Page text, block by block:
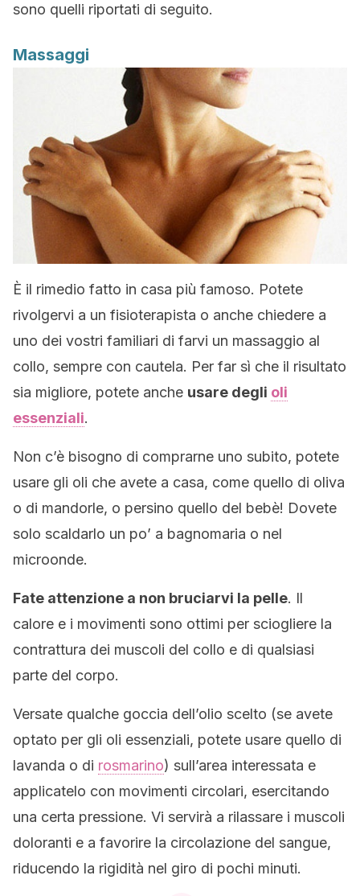
sono quelli riportati di seguito.
Massaggi
È il rimedio fatto in casa più famoso. Potete
rivolgervi a un fisioterapista o anche chiedere a
uno dei vostri familiari di farvi un massaggio al
collo, sempre con cautela. Per far sì che il risultato
sia migliore, potete anche usare degli oli
essenziali.
Non c’è bisogno di comprarne uno subito, potete
usare gli oli che avete a casa, come quello di oliva
o di mandorle, o persino quello del bebè! Dovete
solo scaldarlo un po’ a bagnomaria o nel
microonde.
Fate attenzione a non bruciarvi la pelle. Il
calore e i movimenti sono ottimi per sciogliere la
contrattura dei muscoli del collo e di qualsiasi
parte del corpo.
Versate qualche goccia dell’olio scelto (se avete
optato per gli oli essenziali, potete usare quello di
lavanda o di rosmarino) sull’area interessata e
applicatelo con movimenti circolari, esercitando
una certa pressione. Vi servirà a rilassare i muscoli
doloranti e a favorire la circolazione del sangue,
riducendo la rigidità nel giro di pochi minuti.